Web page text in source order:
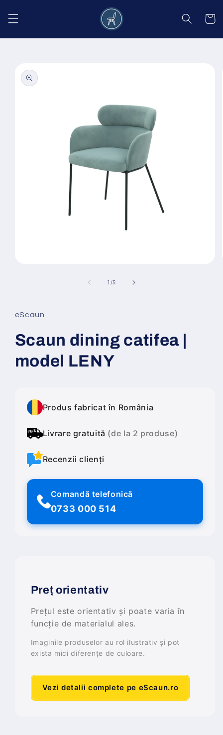
conținut
Coș
informațiile
despre
produs
fereastră
modală
1 /din
5
eScaun
Scaun dining catifea |
model LENY
Produs fabricat în România
Livrare gratuită (de la 2 produse)
Recenzii clienți
Comandă telefonică
0733 000 514
Preț orientativ
Prețul este orientativ și poate varia în
funcție de materialul ales.
Imaginile produselor au rol ilustrativ și pot
exista mici diferențe de culoare.
Vezi detalii complete pe eScaun.ro